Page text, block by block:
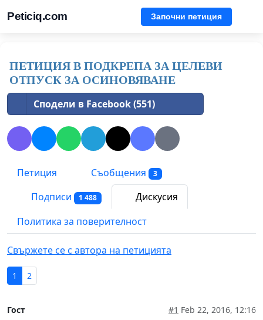
Peticiq.com Започни петиция
ПЕТИЦИЯ В ПОДКРЕПА ЗА ЦЕЛЕВИ
ОТПУСК ЗА ОСИНОВЯВАНЕ
Сподели в Facebook (551)
Петиция Съобщения 3
Подписи 1 488
Дискусия
Политика за поверителност
Свържете се с автора на петицията
1 2
Гост #1 Feb 22, 2016, 12:16